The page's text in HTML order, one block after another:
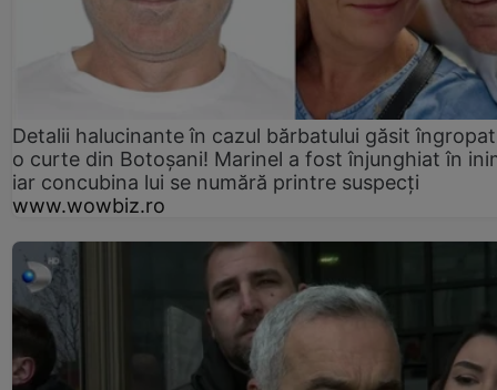
Detalii halucinante în cazul bărbatului găsit
o curte din Botoșani! Marinel a fost înjunghiat în
iar concubina lui se numără printre suspecți
www.wowbiz.ro